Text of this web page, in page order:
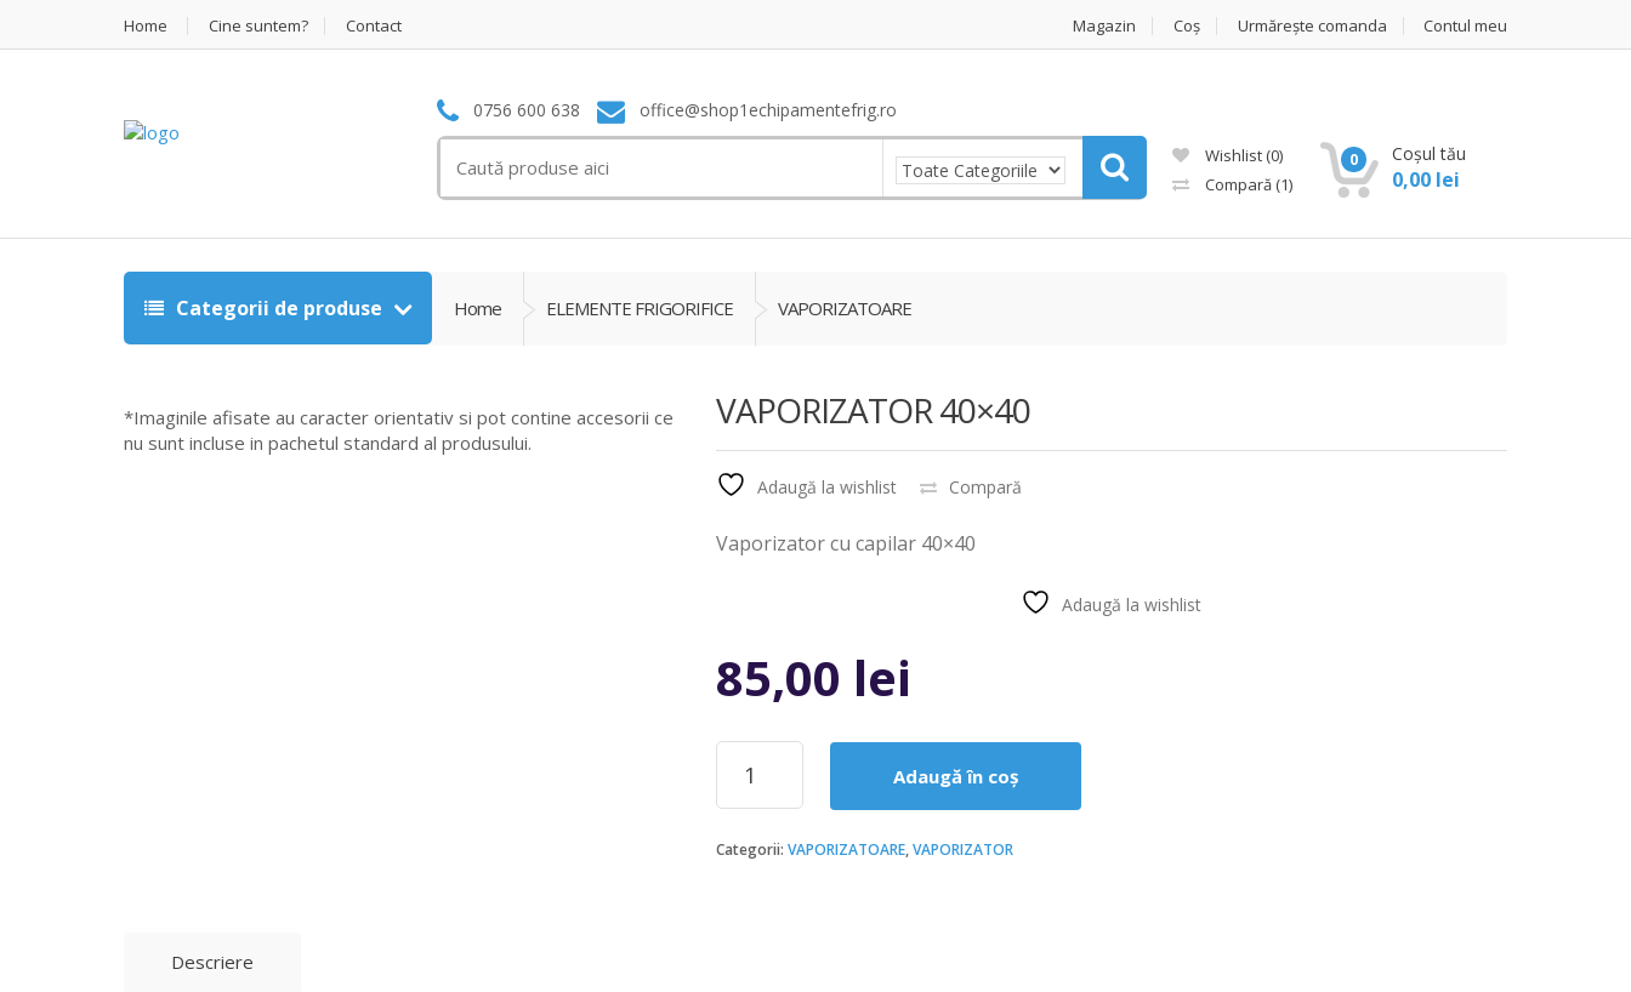
Home Cine suntem? Contact Magazin Coș Urmărește comanda Contul meu
0756 600 638 office@shop1echipamentefrig.ro
for:
Wishlist (0)
Compară (1)
0 Coșul tău
0,00 lei
Categorii de produse Home ELEMENTE FRIGORIFICE VAPORIZATOARE
*Imaginile afisate au caracter orientativ si pot contine accesorii ce
nu sunt incluse in pachetul standard al produsului.
VAPORIZATOR 40×40
Adaugă la wishlist Compară
Vaporizator cu capilar 40×40
Adaugă la wishlist
85,00 lei
Cantitate
VAPORIZATOR
40x40
Adaugă în coș
Categorii: VAPORIZATOARE,VAPORIZATOR
Descriere